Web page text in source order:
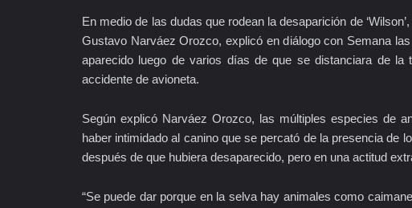
En medio de las dudas que rodean la desaparición de
Gustavo Narváez Orozco, explicó en diálogo con Semana
aparecido luego de varios días de que se distanciara de
accidente de avioneta.
Según explicó Narváez Orozco, las múltiples especies de
haber intimidado al canino que se percató de la presencia de
después de que hubiera desaparecido, pero en una actitud
“Se puede dar porque en la selva hay animales como